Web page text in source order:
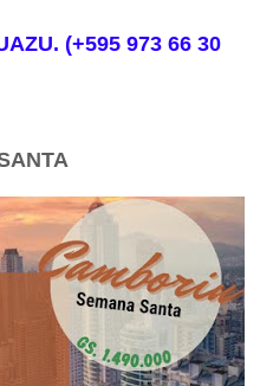
(+595 973 66 30